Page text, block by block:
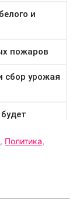
, Политика,